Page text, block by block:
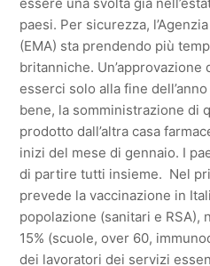
paesi. Per sicurezza,
(EMA) sta prendendo più
britanniche.
esserci solo alla fine
bene, la somministrazione di
prodotto dall’altra casa
inizi del mese di gennaio. I
di partire tutti insieme. Nel
prevede la vaccinazione in
popolazione (sanitari e RSA),
15% (scuole, over 60,
dei lavoratori dei servizi